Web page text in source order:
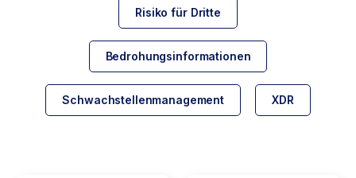
Risiko für Dritte
Bedrohungsinformationen
Schwachstellenmanagement XDR